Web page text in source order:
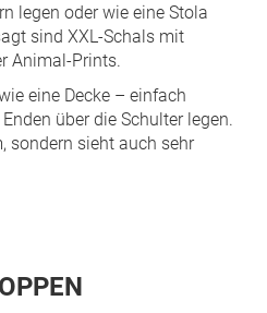
legen oder wie eine Stola
sind XXL-Schals mit
Animal-Prints.
eine Decke – einfach
über die Schulter legen.
sondern sieht auch sehr